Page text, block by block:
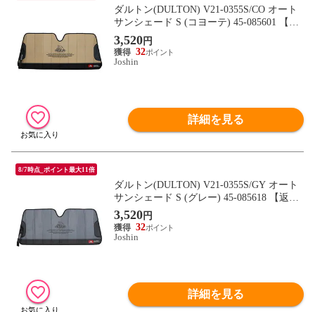
ダルトン(DULTON) V21-0355S/CO オート
サンシェード S (コヨーテ) 45-085601 【返
品種別A】
3,520円
32
Joshin
詳細を見る
8/7時点_ポイント最大11倍
ダルトン(DULTON) V21-0355S/GY オート
サンシェード S (グレー) 45-085618 【返品
種別A】
3,520円
32
Joshin
詳細を見る